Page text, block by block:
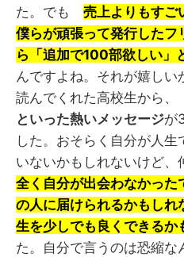
た。でも 売上よりもすご
僕らが頑張って発行した
ら「追加で100部欲しい」
んですよね。それが嬉し
読んでくれた高校生から、
といった熱いメッセージが
した。おそらく自分が人生
いないかもしれないけど
全く自分が出会わなかった
の人に届けられるかもしれ
生を少しでも良くできるか
た。自分で言うのは恐縮